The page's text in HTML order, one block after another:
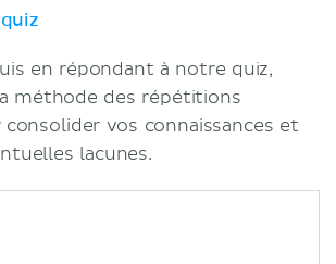
en répondant à notre quiz,
méthode des répétitions
consolider vos connaissances et
lacunes.